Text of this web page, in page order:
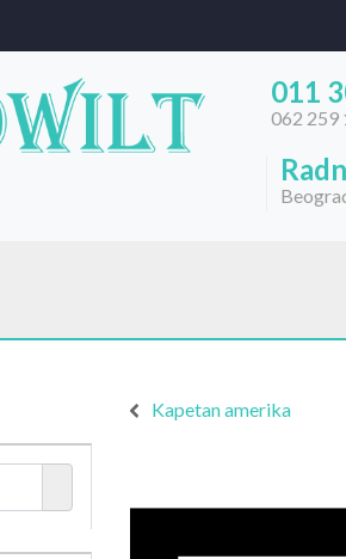
011
062 259
Kapetan amerika